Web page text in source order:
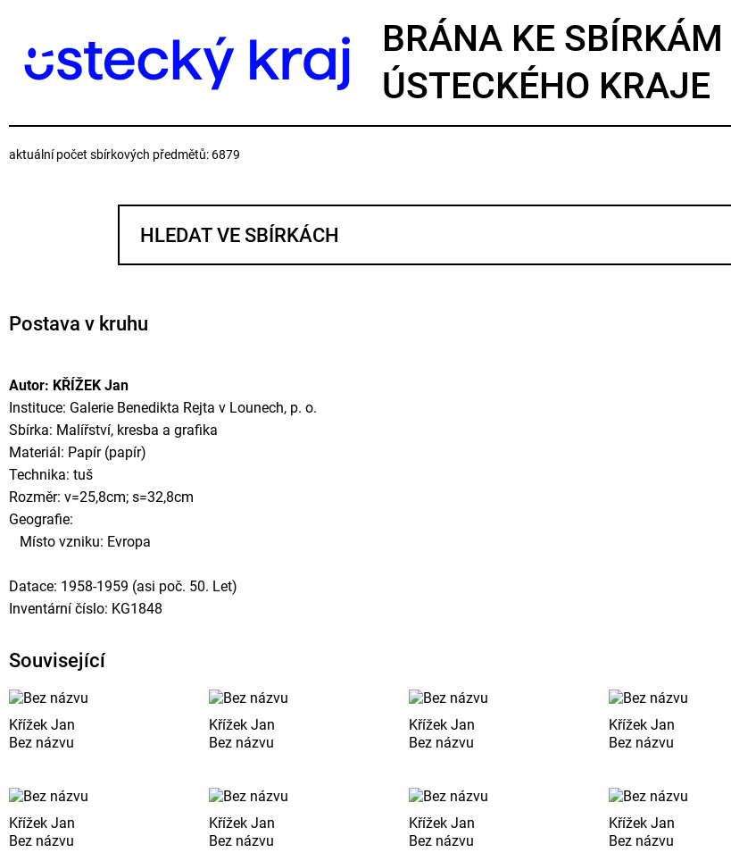
BRÁNA KE SBÍRKÁM
ÚSTECKÉHO KRAJE
aktuální počet sbírkových předmětů: 6879
Postava v kruhu
Autor: KŘÍŽEK Jan
Instituce: Galerie Benedikta Rejta v Lounech, p. o.
Sbírka: Malířství, kresba a grafika
Materiál: Papír (papír)
Technika: tuš
Rozměr: v=25,8cm; s=32,8cm
Geografie:
Místo vzniku: Evropa
Datace: 1958-1959 (asi poč. 50. Let)
Inventární číslo: KG1848
Související
Křížek Jan
Bez názvu
Křížek Jan
Bez názvu
Křížek Jan
Bez názvu
Křížek Jan
Bez názvu
Křížek Jan
Bez názvu
Křížek Jan
Bez názvu
Křížek Jan
Bez názvu
Křížek Jan
Bez názvu